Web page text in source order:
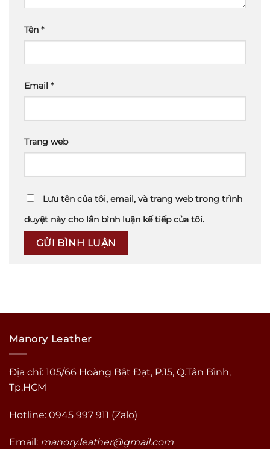
Tên *
Email *
Trang web
Lưu tên của tôi, email, và trang web trong trình
duyệt này cho lần bình luận kế tiếp của tôi.
Manory Leather
Địa chỉ: 105/66 Hoàng Bật Đạt, P.15, Q.Tân Bình,
Tp.HCM
Hotline: 0945 997 911 (Zalo)
Email: manory.leather@gmail.com